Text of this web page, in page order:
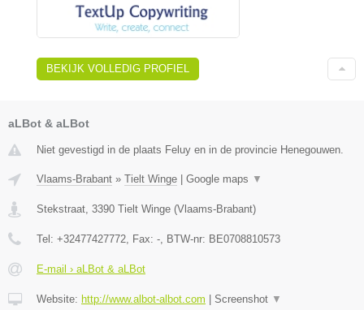
BEKIJK VOLLEDIG PROFIEL
aLBot & aLBot
Niet gevestigd in de plaats Feluy en in de provincie Henegouwen.
Vlaams-Brabant » Tielt Winge Google maps ▼
Stekstraat, 3390 Tielt Winge (Vlaams-Brabant)
Tel: +32477427772, Fax: -, BTW-nr: BE0708810573
E-mail › aLBot & aLBot
Website: http://www.albot-albot.com Screenshot ▼